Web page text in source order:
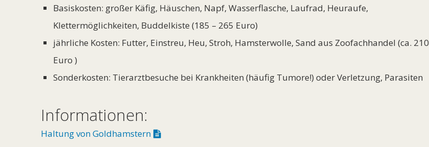
Basiskosten: großer Käfig, Häuschen, Napf, Wasserflasche, Laufrad, Heuraufe,
Klettermöglichkeiten, Buddelkiste (185 – 265 Euro)
jährliche Kosten: Futter, Einstreu, Heu, Stroh, Hamsterwolle, Sand aus Zoofachhandel (ca. 210
Euro )
Sonderkosten: Tierarztbesuche bei Krankheiten (häufig Tumore!) oder Verletzung, Parasiten
Informationen:
Haltung von Goldhamstern